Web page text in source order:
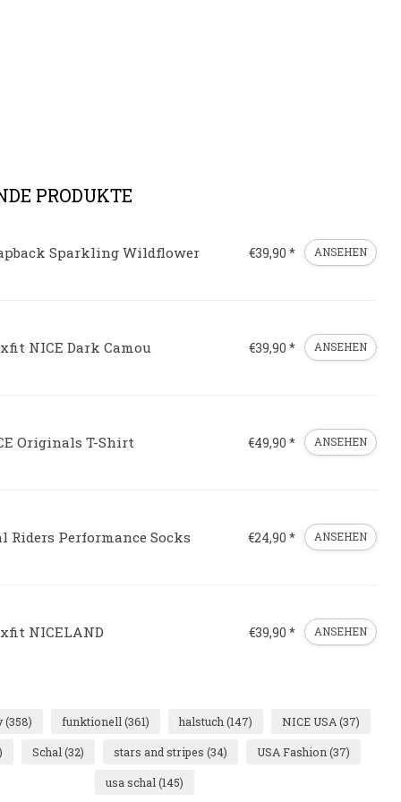
PRODUKTE
Sparkling Wildflower €39,90 * ANSEHEN
NICE Dark Camou €39,90 * ANSEHEN
Originals T-Shirt €49,90 * ANSEHEN
Riders Performance Socks €24,90 * ANSEHEN
NICELAND €39,90 * ANSEHEN
(358) funktionell (361) halstuch (147) NICE USA(37)
Schal (32) stars and stripes (34) USA Fashion (37)
usa schal (145)